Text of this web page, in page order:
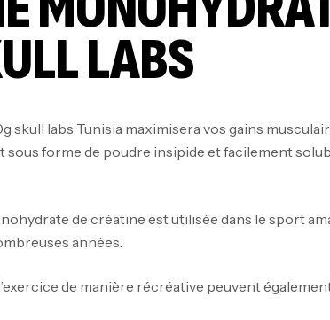
LABS
labs Tunisia maximisera vos gains
forme de poudre insipide et facilement
de créatine est utilisée dans le sport
années.
de manière récréative peuvent